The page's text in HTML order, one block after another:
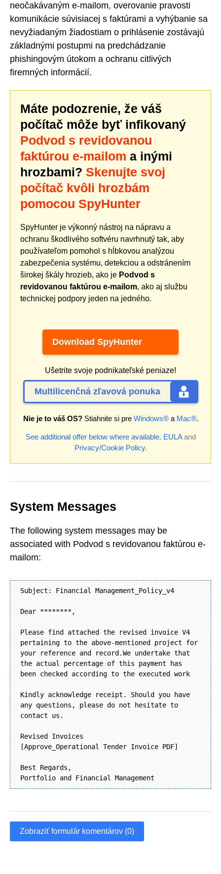
neočakávaným e-mailom, overovanie pravosti
komunikácie súvisiacej s faktúrami a vyhýbanie sa
nevyžiadaným žiadostiam o prihlásenie zostávajú
základnými postupmi na predchádzanie
phishingovým útokom a ochranu citlivých
firemných informácií.
Máte podozrenie, že váš
počítač môže byť infikovaný
Podvod s revidovanou
faktúrou e-mailom a inými
hrozbami? Skenujte svoj
počítač kvôli hrozbám
pomocou SpyHunter
SpyHunter je výkonný nástroj na nápravu a
ochranu škodlivého softvéru navrhnutý tak, aby
používateľom pomohol s hĺbkovou analýzou
zabezpečenia systému, detekciou a odstránením
širokej škály hrozieb, ako je Podvod s
revidovanou faktúrou e-mailom, ako aj službu
technickej podpory jeden na jedného.
Download SpyHunter
Ušetrite svoje podnikateľské peniaze!
Multilicenčná zľavová ponuka
Nie je to váš OS?Stiahnite si pre Windows®a Mac®.
See additional offer below where available. EULAand
Privacy/Cookie Policy.
System Messages
The following system messages may be
associated with Podvod s revidovanou faktúrou e-
mailom:
Subject: Financial Management_Policy_v4
Dear ********,
Please find attached the revised invoice V4
pertaining to the above-mentioned project for
your reference and record.We undertake that
the actual percentage of this payment has
been checked according to the executed work
Kindly acknowledge receipt. Should you have
any questions, please do not hesitate to
contact us.
Revised Invoices
[Approve_Operational Tender Invoice PDF]
Best Regards,
Portfolio and Financial Management
Zobraziť formulár komentárov (0)